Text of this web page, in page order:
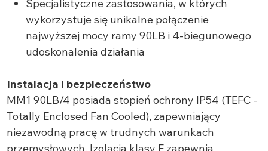
Specjalistyczne zastosowania, w których
wykorzystuje się unikalne połączenie
najwyższej mocy ramy 90LB i 4-biegunowego
udoskonalenia działania
Instalacja i bezpieczeństwo
MM1 90LB/4 posiada stopień ochrony IP54 (TEFC -
Totally Enclosed Fan Cooled), zapewniający
niezawodną pracę w trudnych warunkach